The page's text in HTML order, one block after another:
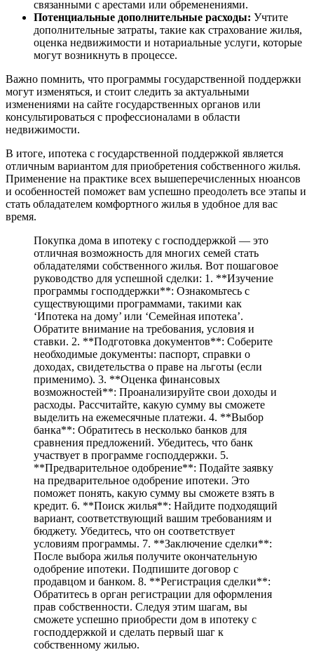
связанными с арестами или обременениями.
Потенциальные дополнительные расходы: Учтите
дополнительные затраты, такие как страхование жилья,
оценка недвижимости и нотариальные услуги, которые
могут возникнуть в процессе.
Важно помнить, что программы государственной поддержки
могут изменяться, и стоит следить за актуальными
изменениями на сайте государственных органов или
консультироваться с профессионалами в области
недвижимости.
В итоге, ипотека с государственной поддержкой является
отличным вариантом для приобретения собственного жилья.
Применение на практике всех вышеперечисленных нюансов
и особенностей поможет вам успешно преодолеть все этапы и
стать обладателем комфортного жилья в удобное для вас
время.
Покупка дома в ипотеку с господдержкой — это
отличная возможность для многих семей стать
обладателями собственного жилья. Вот пошаговое
руководство для успешной сделки: 1. **Изучение
программы господдержки**: Ознакомьтесь с
существующими программами, такими как
‘Ипотека на дому’ или ‘Семейная ипотека’.
Обратите внимание на требования, условия и
ставки. 2. **Подготовка документов**: Соберите
необходимые документы: паспорт, справки о
доходах, свидетельства о праве на льготы (если
применимо). 3. **Оценка финансовых
возможностей**: Проанализируйте свои доходы и
расходы. Рассчитайте, какую сумму вы сможете
выделить на ежемесячные платежи. 4. **Выбор
банка**: Обратитесь в несколько банков для
сравнения предложений. Убедитесь, что банк
участвует в программе господдержки. 5.
**Предварительное одобрение**: Подайте заявку
на предварительное одобрение ипотеки. Это
поможет понять, какую сумму вы сможете взять в
кредит. 6. **Поиск жилья**: Найдите подходящий
вариант, соответствующий вашим требованиям и
бюджету. Убедитесь, что он соответствует
условиям программы. 7. **Заключение сделки**:
После выбора жилья получите окончательную
одобрение ипотеки. Подпишите договор с
продавцом и банком. 8. **Регистрация сделки**:
Обратитесь в орган регистрации для оформления
прав собственности. Следуя этим шагам, вы
сможете успешно приобрести дом в ипотеку с
господдержкой и сделать первый шаг к
собственному жилью.